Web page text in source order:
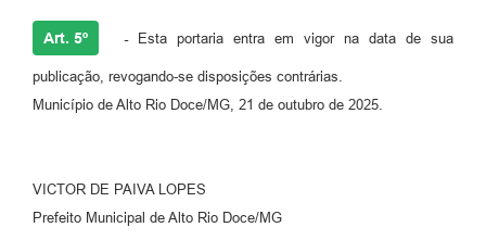
Art. 5º -Esta portaria entra em vigor na data de sua
publicação, revogando-se disposições contrárias.
Município de Alto Rio Doce/MG, 21 de outubro de 2025.
VICTOR DE PAIVA LOPES
Prefeito Municipal de Alto Rio Doce/MG